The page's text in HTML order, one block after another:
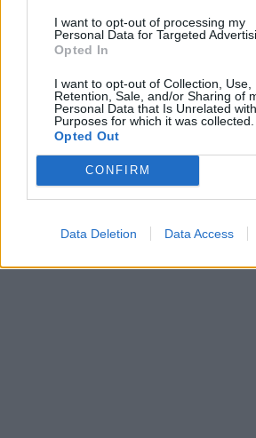
I want to opt-out of processing my
Personal Data for Targeted
Opted In
I want to opt-out of Collection, Use,
Retention, Sale, and/or Sharing of
Personal Data that Is Unrelated
Purposes for which it was collected.
Opted Out
CONFIRM
Data Deletion Data Access
budapest
programajánló
kísérletek